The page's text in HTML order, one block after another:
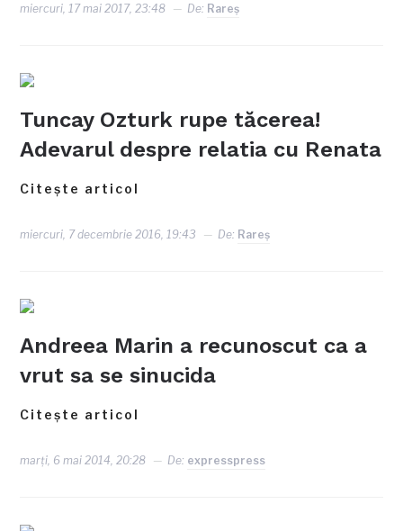
miercuri, 17 mai 2017, 23:48 De: Rareş
Tuncay Ozturk rupe tăcerea!
Adevarul despre relatia cu Renata
Citește articol
miercuri, 7 decembrie 2016, 19:43 De: Rareş
Andreea Marin a recunoscut ca a
vrut sa se sinucida
Citește articol
marți, 6 mai 2014, 20:28 De: expresspress